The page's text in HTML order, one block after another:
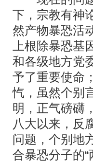
下，宗教有神
然产物暴恐活
上根除暴恐
和各级地方党
予了重要使命
忾，虽然个别
明，正气磅礴
八大以来，反
问题，个别地
合暴恐分子的